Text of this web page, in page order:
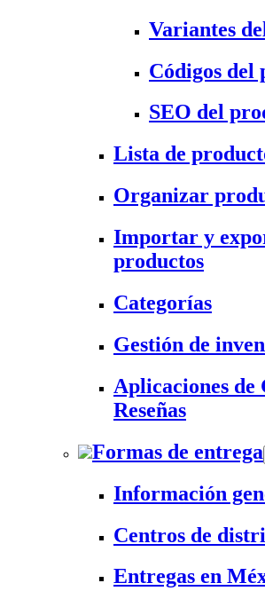
Variantes
Códigos del
SEO del
Lista de
Organizar
Importar y
productos
Categorías
Gestión de
Aplicaciones de
Reseñas
Formas de entrega
Información
Centros de
Entregas en